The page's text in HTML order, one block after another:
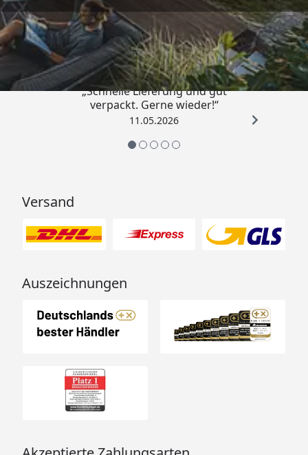
Trusted Shops
4,93/ 5
„Schnelle Lieferung und gut
verpackt. Gerne wieder!“
11.05.2026
Versand
Auszeichnungen